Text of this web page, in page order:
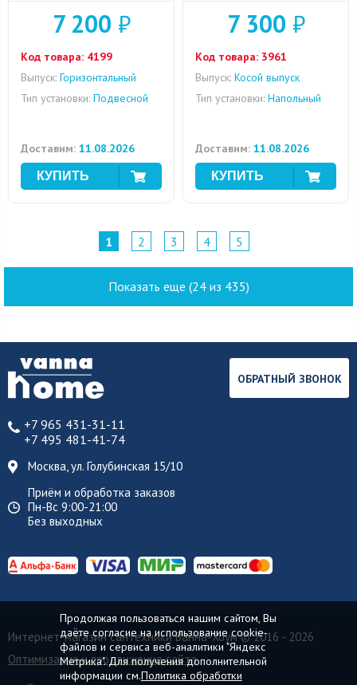
7 200 ₽
Код товара: 4199
Выпуск: Горизонтальный
Тип установки: Подвесной
Доставим: 11.08.2026
7 300 ₽
Код товара: 3961
Выпуск: Косой выпуск
Тип установки: Напольный
Доставим: 11.08.2026
1 2 3 4 5
Показать еще (24 из 435)
+7 965 431-31-11
+7 495 481-41-74
Москва, ул. Голубинская 15/10
Приём и обработка заказов
Пн-Вс 9:00-21:00
Без выходных
ОБРАТНЫЙ ЗВОНОК
Интернет-магазин сантехники Ванна-Хоум© 2016 - 2026
Оптимизация и продвижение сайта
Продолжая пользоваться нашим сайтом, Вы
даёте согласие на использование cookie-
файлов и сервиса веб-аналитики "Яндекс
Метрика". Для получения дополнительной
информации см.Политика обработки